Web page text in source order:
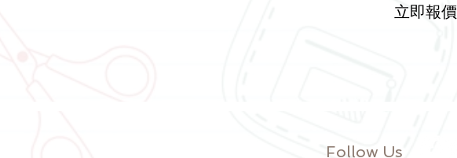
立即報價
Follow Us